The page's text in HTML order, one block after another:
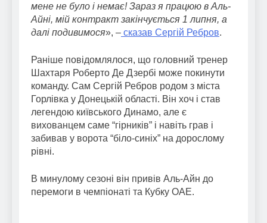
мене не було і немає! Зараз я працюю в Аль-
Айні, мій контракт закінчується 1 липня, а
далі подивимося», – сказав Сергій Ребров.
Раніше повідомлялося, що головний тренер
Шахтаря Роберто Де Дзербі може покинути
команду. Сам Сергій Ребров родом з міста
Горлівка у Донецькій області. Він хоч і став
легендою київського Динамо, але є
вихованцем саме “гірників” і навіть грав і
забивав у ворота “біло-синіх” на дорослому
рівні.
В минулому сезоні він привів Аль-Айн до
перемоги в чемпіонаті та Кубку ОАЕ.